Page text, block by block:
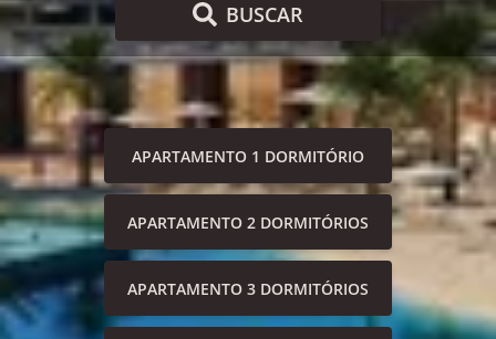
BUSCAR
APARTAMENTO 1 DORMITÓRIO
APARTAMENTO 2 DORMITÓRIOS
APARTAMENTO 3 DORMITÓRIOS